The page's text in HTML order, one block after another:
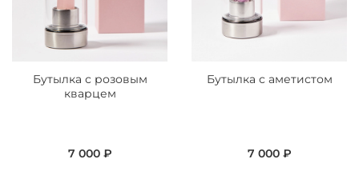
Бутылка с розовым
кварцем
7 000 ₽
Бутылка с аметистом
7 000 ₽